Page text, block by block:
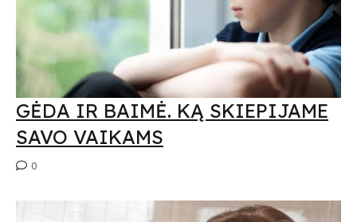
GĖDA IR BAIMĖ. KĄ SKIEPIJAME
SAVO VAIKAMS
0
Submit
Prenumeruodami Jūs sutinkate su mūsų
privatumoirslapukų politika